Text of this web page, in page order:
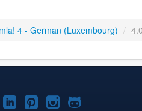
4 - German (Luxembourg) /
Joomla!Joomla!
Joomla!Joomla!